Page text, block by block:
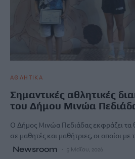
ΑΘΛΗΤΙΚΑ
Σημαντικές αθλητικές
του Δήμου Μινώα
Ο Δήμος Μινώα Πεδιάδας εκφράζει τα
σε μαθητές και μαθήτριες, οι οποίοι με
Newsroom 5 Μαΐου, 2026